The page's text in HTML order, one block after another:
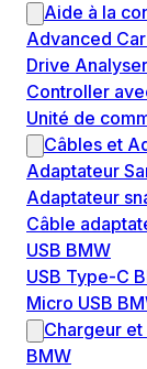
Aide à la
Advanced
Drive
Controller
Unité de
Câbles et
Adaptateur
Adaptateur
Câble
USB BMW
USB Type-C
Micro USB
Chargeur
BMW